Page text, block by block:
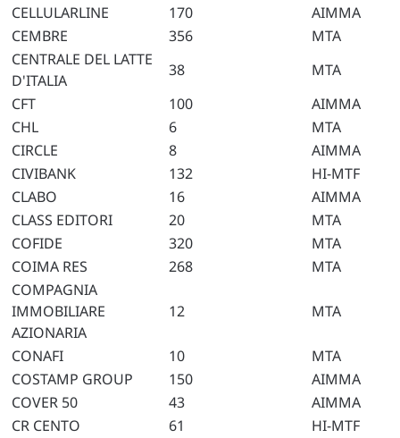
CELLULARLINE
170
AIMMA
CEMBRE
356
MTA
CENTRALE DEL LATTE
D'ITALIA
38
MTA
CFT
100
AIMMA
CHL
6
MTA
CIRCLE
8
AIMMA
CIVIBANK
132
HI-MTF
CLABO
16
AIMMA
CLASS EDITORI
20
MTA
COFIDE
320
MTA
COIMA RES
268
MTA
COMPAGNIA
IMMOBILIARE
AZIONARIA
12 MTA
CONAFI 10
MTA
COSTAMP GROUP
150
AIMMA
COVER 50
43
AIMMA
CR CENTO
61
HI-MTF